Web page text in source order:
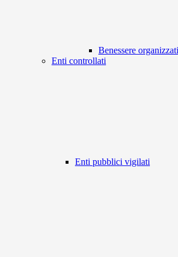
Benessere
Enti controllati
Enti pubblici vigilati